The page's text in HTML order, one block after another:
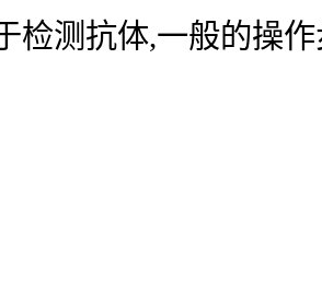
检测抗体,一般的操